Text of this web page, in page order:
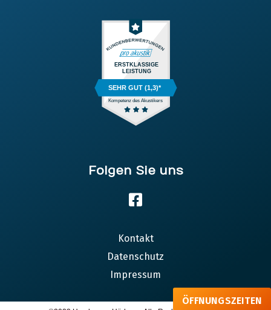
ERSTKLASSIGE
LEISTUNG
SEHR GUT (1,3)*
Kompetenz des Akustikers
Folgen Sie uns
Kontakt
Datenschutz
Impressum
ÖFFNUNGSZEITEN